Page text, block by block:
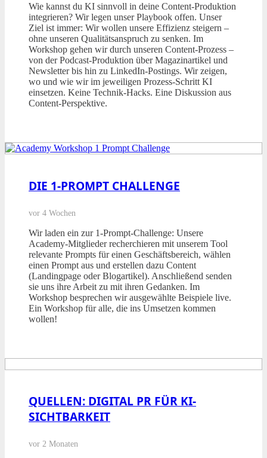
Wie kannst du KI sinnvoll in deine Content-Produktion
integrieren? Wir legen unser Playbook offen. Unser
Ziel ist immer: Wir wollen unsere Effizienz steigern –
ohne unseren Qualitätsanspruch zu senken. Im
Workshop gehen wir durch unseren Content-Prozess –
von der Podcast-Produktion über Magazinartikel und
Newsletter bis hin zu LinkedIn-Postings. Wir zeigen,
wo und wie wir im jeweiligen Prozess-Schritt KI
einsetzen. Keine Technik-Hacks. Eine Diskussion aus
Content-Perspektive.
DIE 1-PROMPT CHALLENGE
vor 4 Wochen
Wir laden ein zur 1-Prompt-Challenge: Unsere
Academy-Mitglieder recherchieren mit unserem Tool
relevante Prompts für einen Geschäftsbereich, wählen
einen Prompt aus und erstellen dazu Content
(Landingpage oder Blogartikel). Anschließend senden
sie uns ihre Arbeit zu mit ihren Gedanken. Im
Workshop besprechen wir ausgewählte Beispiele live.
Ein Workshop für alle, die ins Umsetzen kommen
wollen!
QUELLEN: DIGITAL PR FÜR KI-
SICHTBARKEIT
vor 2 Monaten